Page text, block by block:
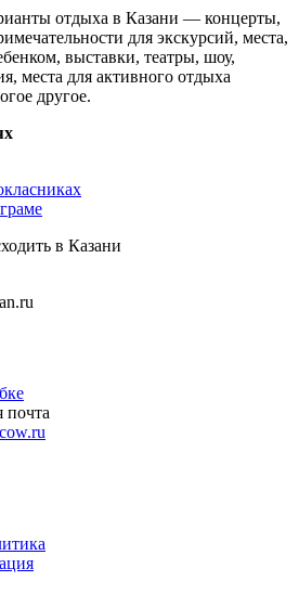
отдыха в Казани — концерты,
для экскурсий, места,
выставки, театры, шоу,
места для активного отдыха
другое.
в Казани
почта